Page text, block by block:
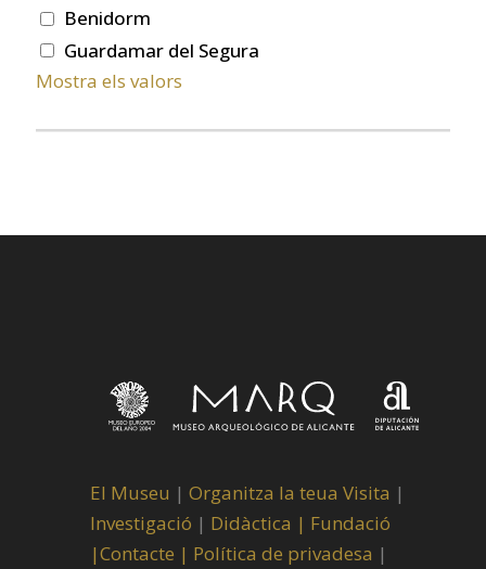
Benidorm
Guardamar del Segura
Mostra els valors
El Museu | Organitza la teua Visita |
Investigació | Didàctica | Fundació
|Contacte | Política de privadesa |